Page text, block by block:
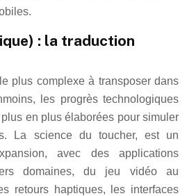
: la traduction
plus complexe à transposer dans
les progrès technologiques
en plus élaborées pour simuler
La science du toucher, est un
avec des applications
domaines, du jeu vidéo au
retours haptiques, les interfaces